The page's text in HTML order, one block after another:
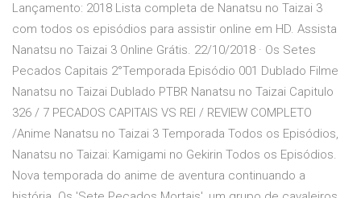
Lançamento: 2018 Lista completa de Nanatsu no Taizai 3
com todos os episódios para assistir online em HD. Assista
Nanatsu no Taizai 3 Online Grátis. 22/10/2018 · Os Setes
Pecados Capitais 2°Temporada Episódio 001 Dublado Filme
Nanatsu no Taizai Dublado PTBR Nanatsu no Taizai Capitulo
326 / 7 PECADOS CAPITAIS VS REI / REVIEW COMPLETO
/Anime Nanatsu no Taizai 3 Temporada Todos os Episódios,
Nanatsu no Taizai: Kamigami no Gekirin Todos os Episódios.
Nova temporada do anime de aventura continuando a